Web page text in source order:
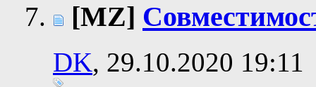
[MZ]
DK, 29.10.2020 19:11